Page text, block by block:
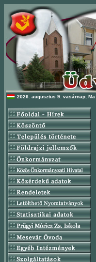
2026. augusztus 9. vasárnap, Ma